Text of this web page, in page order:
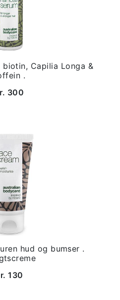
biotin, Capilia Longa &
.
300
hud og bumser .
130